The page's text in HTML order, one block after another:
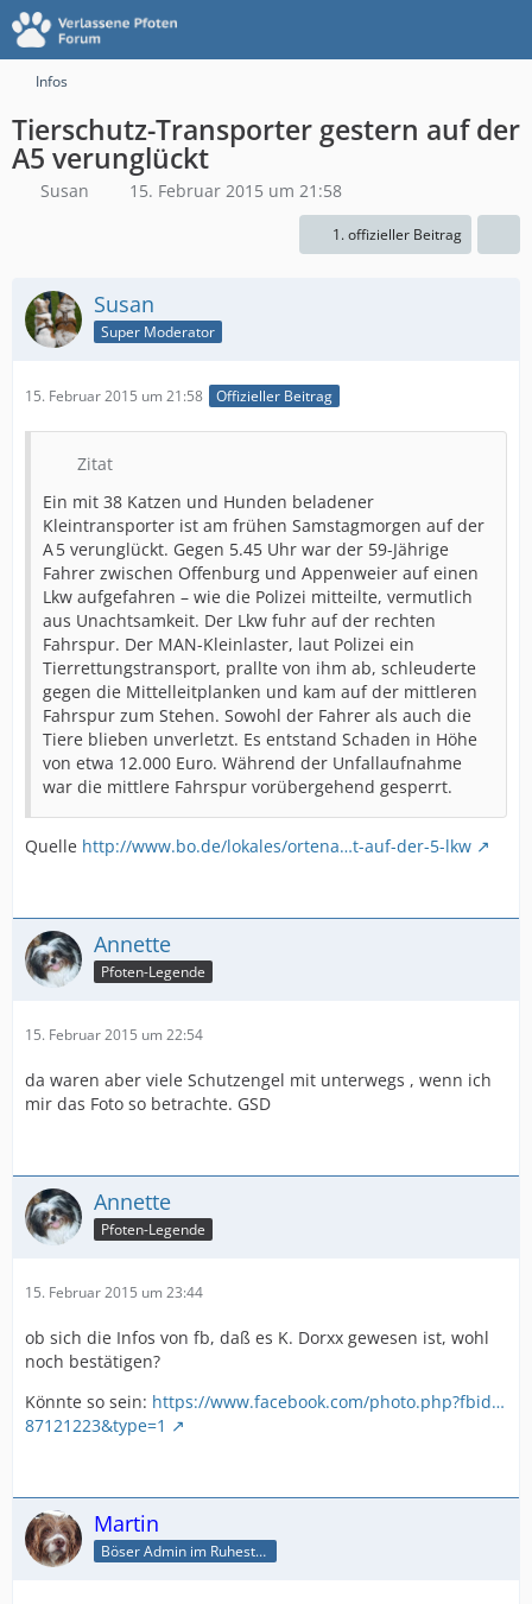
Infos
Tierschutz-Transporter gestern auf der
A5 verunglückt
Susan 15. Februar 2015 um 21:58
1. offizieller Beitrag
Susan
Super Moderator
15. Februar 2015 um 21:58 Offizieller Beitrag
Zitat
Ein mit 38 Katzen und Hunden beladener
Kleintransporter ist am frühen Samstagmorgen auf der
A 5 verunglückt. Gegen 5.45 Uhr war der 59-Jährige
Fahrer zwischen Offenburg und Appenweier auf einen
Lkw aufgefahren – wie die Polizei mitteilte, vermutlich
aus Unachtsamkeit. Der Lkw fuhr auf der rechten
Fahrspur. Der MAN-Kleinlaster, laut Polizei ein
Tierrettungstransport, prallte von ihm ab, schleuderte
gegen die Mittelleitplanken und kam auf der mittleren
Fahrspur zum Stehen. Sowohl der Fahrer als auch die
Tiere blieben unverletzt. Es entstand Schaden in Höhe
von etwa 12.000 Euro. Während der Unfallaufnahme
war die mittlere Fahrspur vorübergehend gesperrt.
Quelle http://www.bo.de/lokales/ortena…t-auf-der-5-lkw
Annette
Pfoten-Legende
15. Februar 2015 um 22:54
da waren aber viele Schutzengel mit unterwegs , wenn ich
mir das Foto so betrachte. GSD
Annette
Pfoten-Legende
15. Februar 2015 um 23:44
ob sich die Infos von fb, daß es K. Dorxx gewesen ist, wohl
noch bestätigen?
Könnte so sein: https://www.facebook.com/photo.php?fbid…
87121223&type=1
Martin
Böser Admin im Ruhestand